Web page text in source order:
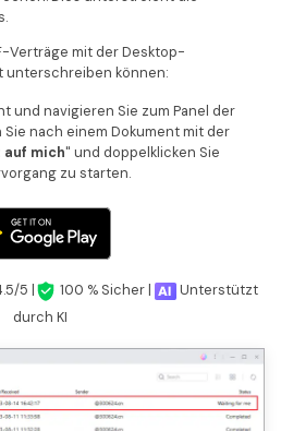
Verträge mit der Desktop-
unterschreiben können:
und navigieren Sie zum Panel der
nach einem Dokument mit der
mich" und doppelklicken Sie
zu starten.
5 | 100 % Sicher |
Unterstützt
durch KI